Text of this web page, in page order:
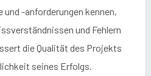
-anforderungen kennen,
und Fehlern
die Qualität des Projekts
seines Erfolgs.